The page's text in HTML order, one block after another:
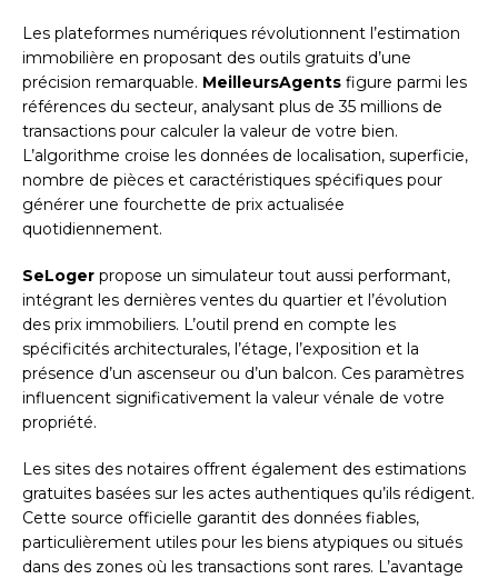
Les plateformes numériques révolutionnent l’estimation
immobilière en proposant des outils gratuits d’une
précision remarquable. MeilleursAgents figure parmi les
références du secteur, analysant plus de 35 millions de
transactions pour calculer la valeur de votre bien.
L’algorithme croise les données de localisation, superficie,
nombre de pièces et caractéristiques spécifiques pour
générer une fourchette de prix actualisée
quotidiennement.
SeLoger propose un simulateur tout aussi performant,
intégrant les dernières ventes du quartier et l’évolution
des prix immobiliers. L’outil prend en compte les
spécificités architecturales, l’étage, l’exposition et la
présence d’un ascenseur ou d’un balcon. Ces paramètres
influencent significativement la valeur vénale de votre
propriété.
Les sites des notaires offrent également des estimations
gratuites basées sur les actes authentiques qu’ils rédigent.
Cette source officielle garantit des données fiables,
particulièrement utiles pour les biens atypiques ou situés
dans des zones où les transactions sont rares. L’avantage